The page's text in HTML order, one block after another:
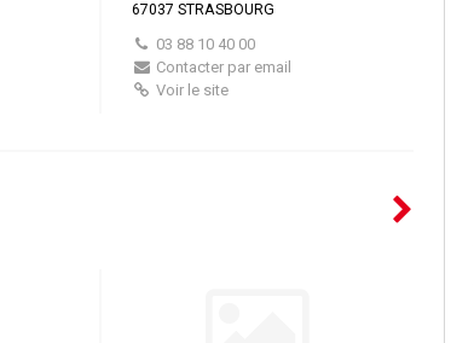
67037 STRASBOURG
03 88 10 40 00
Contacter par email
Voir le site